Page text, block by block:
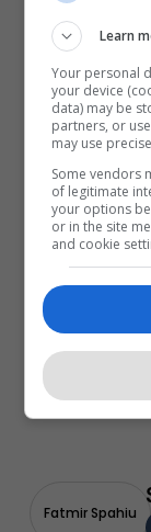
Fatmir Spahiu
Learn
Your personal
your device
data) may be
partners, or
may use
Some vendors
of legitimate
your options
or in the site
and cookie